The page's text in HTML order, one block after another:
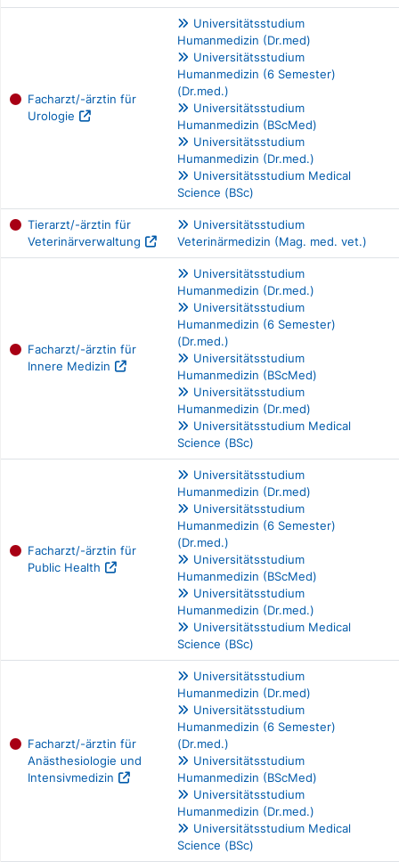
Facharzt/-ärztin für
Urologie
Universitätsstudium
Humanmedizin (Dr.med)
Universitätsstudium
Humanmedizin (6 Semester)
(Dr.med.)
Universitätsstudium
Humanmedizin (BScMed)
Universitätsstudium
Humanmedizin (Dr.med.)
Universitätsstudium Medical
Science (BSc)
Tierarzt/-ärztin für
Veterinärverwaltung
Universitätsstudium
Veterinärmedizin (Mag. med. vet.)
Facharzt/-ärztin für
Innere Medizin
Universitätsstudium
Humanmedizin (Dr.med.)
Universitätsstudium
Humanmedizin (6 Semester)
(Dr.med.)
Universitätsstudium
Humanmedizin (BScMed)
Universitätsstudium
Humanmedizin (Dr.med)
Universitätsstudium Medical
Science (BSc)
Facharzt/-ärztin für
Public Health
Universitätsstudium
Humanmedizin (Dr.med)
Universitätsstudium
Humanmedizin (6 Semester)
(Dr.med.)
Universitätsstudium
Humanmedizin (BScMed)
Universitätsstudium
Humanmedizin (Dr.med.)
Universitätsstudium Medical
Science (BSc)
Facharzt/-ärztin für
Anästhesiologie und
Intensivmedizin
Universitätsstudium
Humanmedizin (Dr.med)
Universitätsstudium
Humanmedizin (6 Semester)
(Dr.med.)
Universitätsstudium
Humanmedizin (BScMed)
Universitätsstudium
Humanmedizin (Dr.med.)
Universitätsstudium Medical
Science (BSc)